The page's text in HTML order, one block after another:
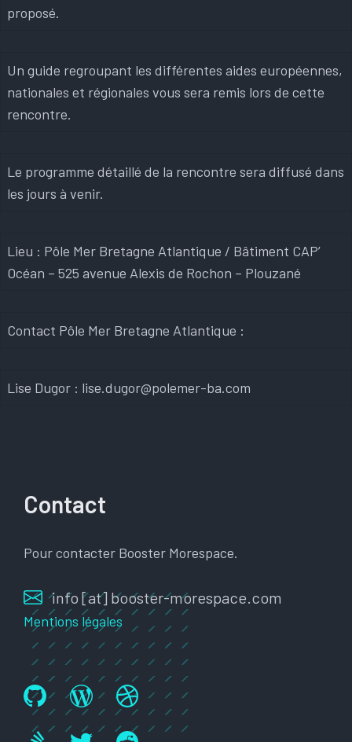
proposé.
Un guide regroupant les différentes aides européennes,
nationales et régionales vous sera remis lors de cette
rencontre.
Le programme détaillé de la rencontre sera diffusé dans
les jours à venir.
Lieu : Pôle Mer Bretagne Atlantique / Bâtiment CAP’
Océan – 525 avenue Alexis de Rochon – Plouzané
Contact Pôle Mer Bretagne Atlantique :
Lise Dugor : lise.dugor@polemer-ba.com
Contact
Pour contacter Booster Morespace.
info [at] booster-morespace.com
Mentions légales